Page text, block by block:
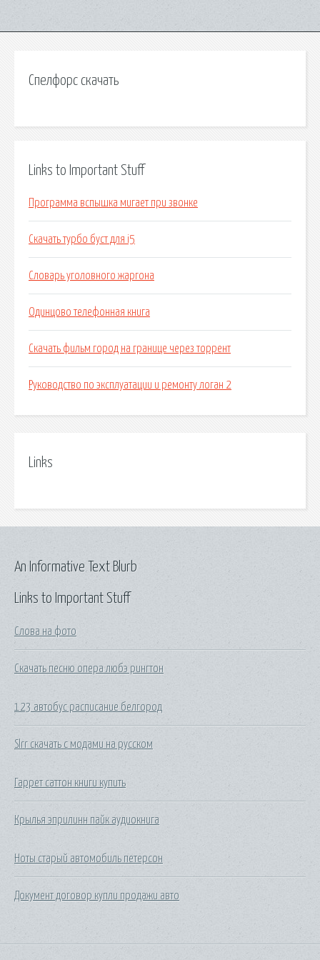
Спелфорс скачать
Links to Important Stuff
Программа вспышка мигает при звонке
Скачать турбо буст для i5
Словарь уголовного жаргона
Одинцово телефонная книга
Скачать фильм город на границе через торрент
Руководство по эксплуатации и ремонту логан 2
Links
Links to Important Stuff
Слова на фото
Скачать песню опера любэ рингтон
123 автобус расписание белгород
Slrr скачать с модами на русском
Гаррет саттон книги купить
Крылья эприлинн пайк аудиокнига
Ноты старый автомобиль петерсон
Документ договор купли продажи авто
An Informative Text Blurb